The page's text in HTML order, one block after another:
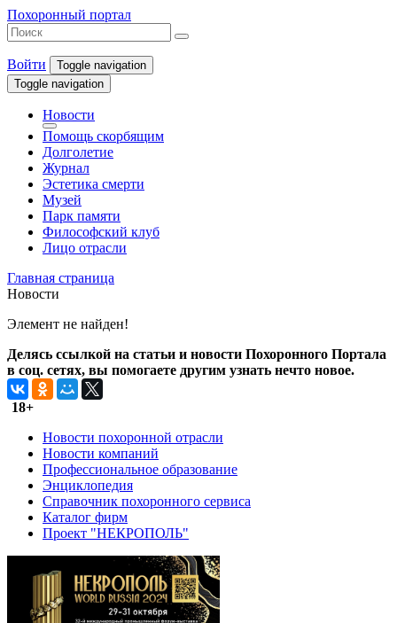
Похоронный портал
Войти
Toggle navigation
Toggle navigation
Новости
Помощь скорбящим
Долголетие
Журнал
Эстетика смерти
Музей
Парк памяти
Философский клуб
Лицо отрасли
Главная страница
Новости
Элемент не найден!
Делясь ссылкой на статьи и новости Похоронного Портала
в соц. сетях, вы помогаете другим узнать нечто новое.
18+
Новости похоронной отрасли
Новости компаний
Профессиональное образование
Энциклопедия
Справочник похоронного сервиса
Каталог фирм
Проект "НЕКРОПОЛЬ"